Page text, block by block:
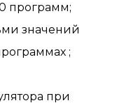
программ;
значений
;
при